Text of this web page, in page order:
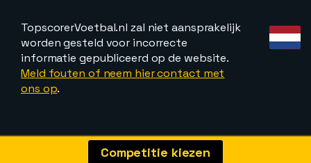
TopscorerVoetbal.nl zal niet aansprakelijk
worden gesteld voor incorrecte
informatie gepubliceerd op de website.
Meld fouten of neem hier contact met
ons op.
Competitie kiezen